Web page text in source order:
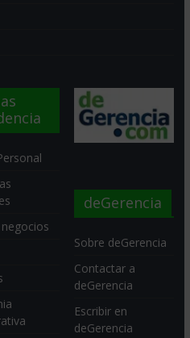
deGerencia
Sobre deGerencia
Contactar a
deGerencia
Escribir en
deGerencia